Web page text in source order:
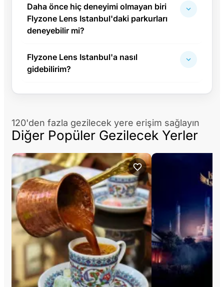
Daha önce hiç deneyimi olmayan biri
Flyzone Lens Istanbul'daki parkurları
deneyebilir mi?
Flyzone Lens Istanbul'a nasıl
gidebilirim?
120'den fazla gezilecek yere erişim sağlayın
Diğer Popüler Gezilecek Yerler